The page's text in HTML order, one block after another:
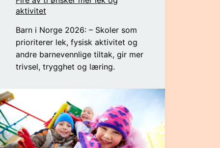
aktivitet
Barn i Norge 2026: – Skoler som
prioriterer lek, fysisk aktivitet og
andre barnevennlige tiltak, gir mer
trivsel, trygghet og læring.